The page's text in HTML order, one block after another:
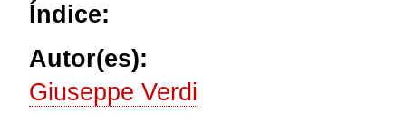
Índice:
Autor(es):
Giuseppe Verdi